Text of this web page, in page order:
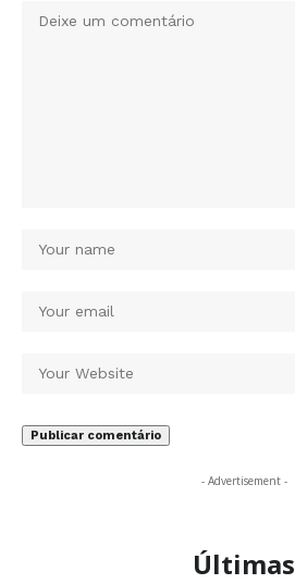
- Advertisement -
Últimas